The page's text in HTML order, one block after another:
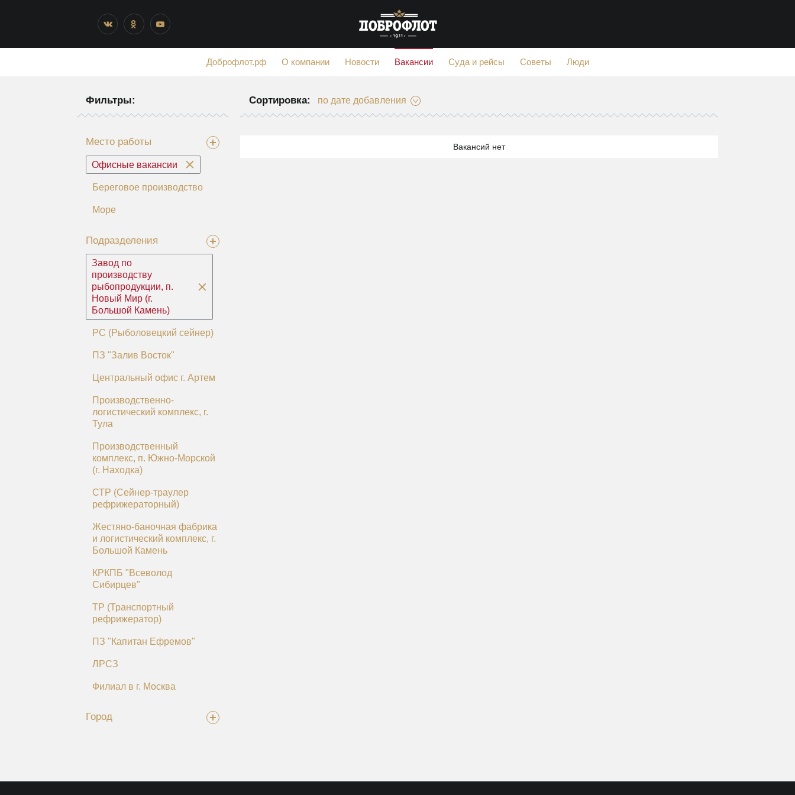
Доброфлот.рф О компании Новости Вакансии Суда и рейсы Советы Люди
Фильтры:
Место работы
Офисные вакансии
Береговое производство
Море
Подразделения
Завод по
производству
рыбопродукции, п.
Новый Мир (г.
Большой Камень)
РС (Рыболовецкий сейнер)
ПЗ "Залив Восток"
Центральный офис г. Артем
Производственно-
логистический комплекс, г.
Тула
Производственный
комплекс, п. Южно-Морской
(г. Находка)
СТР (Сейнер-траулер
рефрижераторный)
Жестяно-баночная фабрика
и логистический комплекс, г.
Большой Камень
КРКПБ "Всеволод
Сибирцев"
ТР (Транспортный
рефрижератор)
ПЗ "Капитан Ефремов"
ЛРСЗ
Филиал в г. Москва
Город
Сортировка: по дате добавления
Вакансий нет